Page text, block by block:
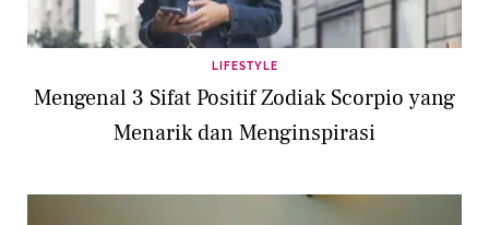
LIFESTYLE
Mengenal 3 Sifat Positif Zodiak Scorpio yang
Menarik dan Menginspirasi